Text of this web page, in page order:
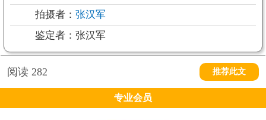
拍摄者： 张汉军
鉴定者： 张汉军
阅读 282 推荐此文
专业会员